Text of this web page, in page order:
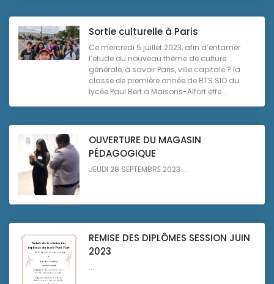
Sortie culturelle à Paris
Ce mercredi 5 juillet 2023, afin d’entamer
l’étude du nouveau thème de culture
générale, à savoir Paris, ville capitale ? la
classe de première année de BTS SIO du
lycée Paul Bert à Maisons-Alfort effe ...
OUVERTURE DU MAGASIN
PÉDAGOGIQUE
JEUDI 28 SEPTEMBRE 2023 ...
REMISE DES DIPLÔMES SESSION JUIN
2023
...